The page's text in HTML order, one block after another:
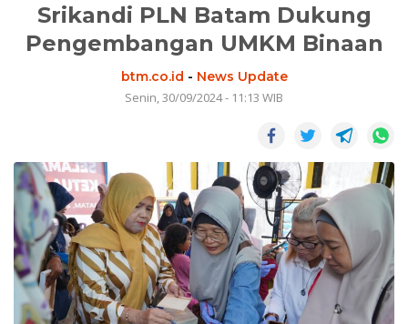
Srikandi PLN Batam Dukung
Pengembangan UMKM Binaan
btm.co.id - News Update
Senin, 30/09/2024 - 11:13 WIB